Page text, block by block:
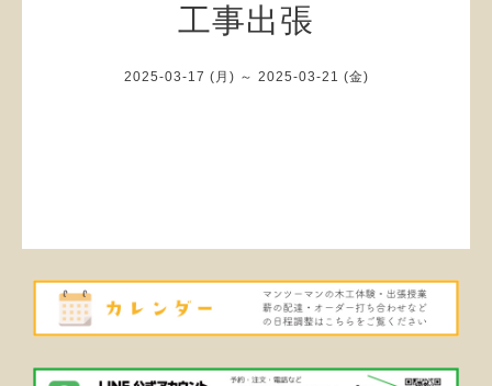
工事出張
2025-03-17 (月) ～ 2025-03-21 (金)